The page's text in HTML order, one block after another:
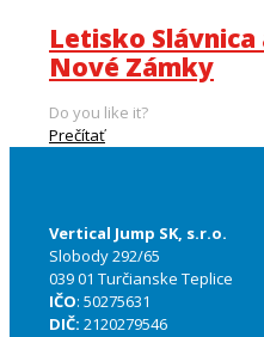
Letisko
Nové Zámky
Do you like it?
Prečítať
Vertical Jump SK, s.r.o.
Slobody 292/65
039 01 Turčianske Teplice
IČO: 50275631
DIČ: 2120279546